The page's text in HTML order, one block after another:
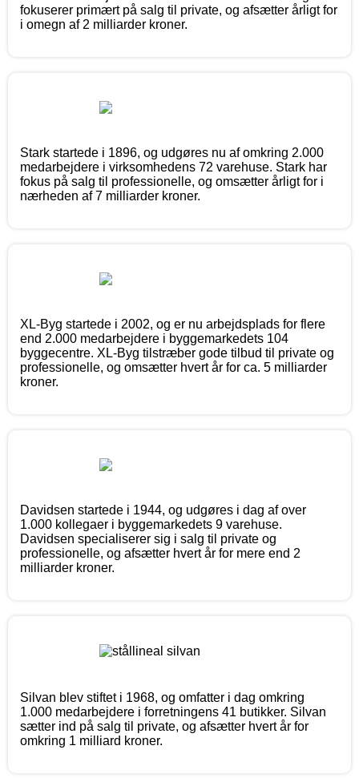
fokuserer primært på salg til private, og afsætter årligt for
i omegn af 2 milliarder kroner.
Stark startede i 1896, og udgøres nu af omkring 2.000
medarbejdere i virksomhedens 72 varehuse. Stark har
fokus på salg til professionelle, og omsætter årligt for i
nærheden af 7 milliarder kroner.
XL-Byg startede i 2002, og er nu arbejdsplads for flere
end 2.000 medarbejdere i byggemarkedets 104
byggecentre. XL-Byg tilstræber gode tilbud til private og
professionelle, og omsætter hvert år for ca. 5 milliarder
kroner.
Davidsen startede i 1944, og udgøres i dag af over
1.000 kollegaer i byggemarkedets 9 varehuse.
Davidsen specialiserer sig i salg til private og
professionelle, og afsætter hvert år for mere end 2
milliarder kroner.
Silvan blev stiftet i 1968, og omfatter i dag omkring
1.000 medarbejdere i forretningens 41 butikker. Silvan
sætter ind på salg til private, og afsætter hvert år for
omkring 1 milliard kroner.